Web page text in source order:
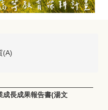
(A)
長成果報告書(湯文